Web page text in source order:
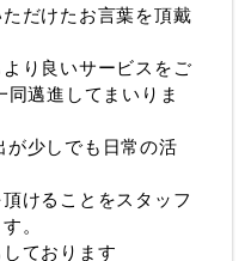
だけたお言葉を頂戴
り良いサービスをご
邁進してまいりま
が少しでも日常の活
けることをスタッフ
。
ております